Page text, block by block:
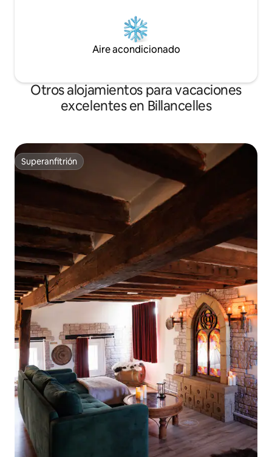
Aire acondicionado
Otros alojamientos para vacaciones
excelentes en Billancelles
Superanfitrión
Superanfitrión